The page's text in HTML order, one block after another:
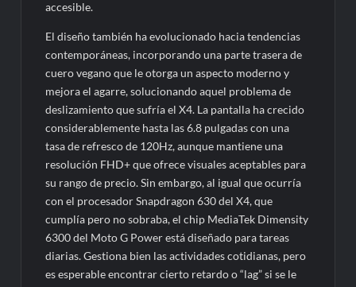
accesible.
El diseño también ha evolucionado hacia tendencias
contemporáneas, incorporando una parte trasera de
cuero vegano que le otorga un aspecto moderno y
mejora el agarre, solucionando aquel problema de
deslizamiento que sufría el X4. La pantalla ha crecido
considerablemente hasta las 6.8 pulgadas con una
tasa de refresco de 120Hz, aunque mantiene una
resolución FHD+ que ofrece visuales aceptables para
su rango de precio. Sin embargo, al igual que ocurría
con el procesador Snapdragon 630 del X4, que
cumplía pero no sobraba, el chip MediaTek Dimensity
6300 del Moto G Power está diseñado para tareas
diarias. Gestiona bien las actividades cotidianas, pero
es esperable encontrar cierto retardo o “lag” si se le